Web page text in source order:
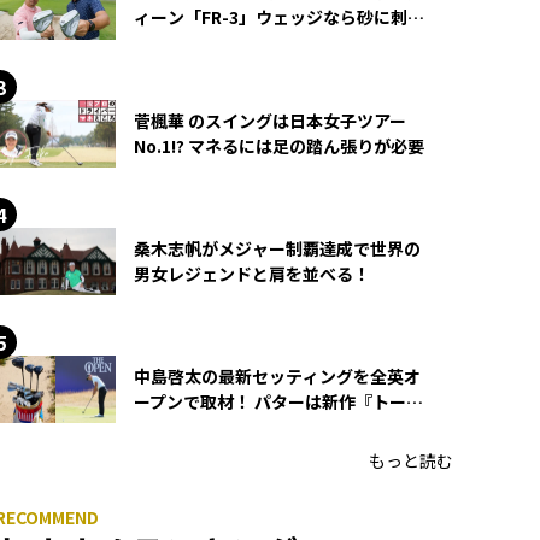
ィーン「FR-3」ウェッジなら砂に刺さ
菅楓華 のスイングは日本女子ツアー
No.1!? マネるには足の踏ん張りが必要
桑木志帆がメジャー制覇達成で世界の
男女レジェンドと肩を並べる！
中島啓太の最新セッティングを全英オ
ープンで取材！ パターは新作『トーチ
もっと読む